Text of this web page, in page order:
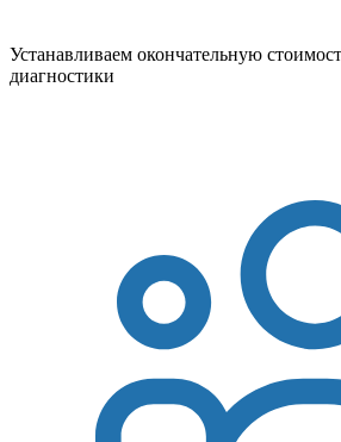
Устанавливаем окончательную
диагностики